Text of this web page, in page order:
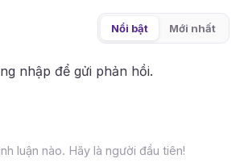
Nổi bật Mới nhất
nhập để gửi phản hồi.
luận nào. Hãy là người đầu tiên!